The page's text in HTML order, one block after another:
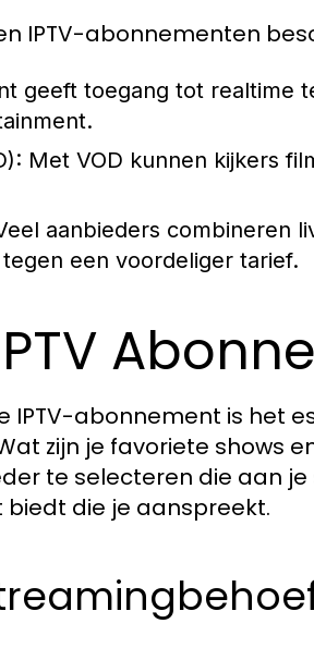
IPTV-abonnementen
geeft toegang tot realtime
Met VOD kunnen kijkers
aanbieders combineren
een voordeliger tarief.
IPTV-abonnement is het
zijn je favoriete shows
te selecteren die aan
die je aanspreekt.